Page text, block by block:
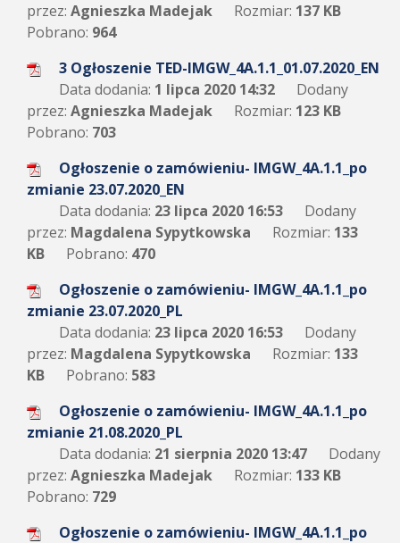
przez: Agnieszka Madejak Rozmiar: 137 KB
Pobrano: 964
3 Ogłoszenie TED-IMGW_4A.1.1_01.07.2020_EN
Data dodania: 1 lipca 2020 14:32
Dodany
przez: Agnieszka Madejak Rozmiar: 123 KB
Pobrano: 703
Ogłoszenie o zamówieniu- IMGW_4A.1.1_po
zmianie 23.07.2020_EN
Data dodania: 23 lipca 2020 16:53
Dodany
przez: Magdalena Sypytkowska Rozmiar: 133
KB
Pobrano: 470
Ogłoszenie o zamówieniu- IMGW_4A.1.1_po
zmianie 23.07.2020_PL
Data dodania: 23 lipca 2020 16:53
Dodany
przez: Magdalena Sypytkowska Rozmiar: 133
KB
Pobrano: 583
Ogłoszenie o zamówieniu- IMGW_4A.1.1_po
zmianie 21.08.2020_PL
Data dodania: 21 sierpnia 2020 13:47
Dodany
przez: Agnieszka Madejak Rozmiar: 133 KB
Pobrano: 729
Ogłoszenie o zamówieniu- IMGW_4A.1.1_po